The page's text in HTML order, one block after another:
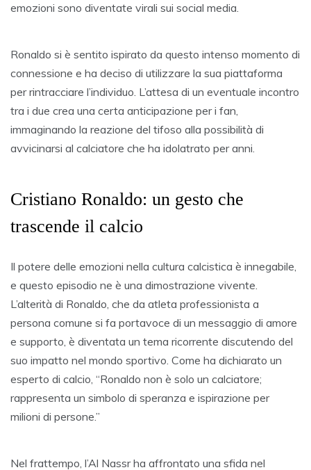
emozioni sono diventate virali sui social media.
Ronaldo si è sentito ispirato da questo intenso momento di
connessione e ha deciso di utilizzare la sua piattaforma
per rintracciare l’individuo. L’attesa di un eventuale incontro
tra i due crea una certa anticipazione per i fan,
immaginando la reazione del tifoso alla possibilità di
avvicinarsi al calciatore che ha idolatrato per anni.
Cristiano Ronaldo: un gesto che
trascende il calcio
Il potere delle emozioni nella cultura calcistica è innegabile,
e questo episodio ne è una dimostrazione vivente.
L’alterità di Ronaldo, che da atleta professionista a
persona comune si fa portavoce di un messaggio di amore
e supporto, è diventata un tema ricorrente discutendo del
suo impatto nel mondo sportivo. Come ha dichiarato un
esperto di calcio, “Ronaldo non è solo un calciatore;
rappresenta un simbolo di speranza e ispirazione per
milioni di persone.”
Nel frattempo, l’Al Nassr ha affrontato una sfida nel